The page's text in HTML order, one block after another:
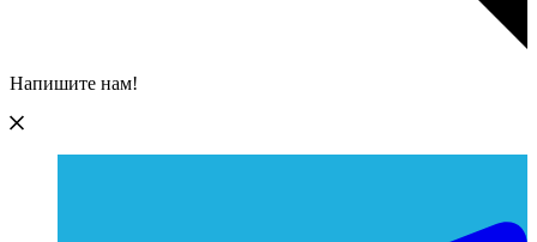
Напишите нам!